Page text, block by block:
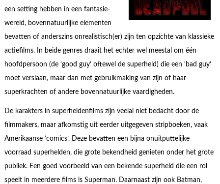
een setting hebben in een fantasie-
wereld, bovennatuurlijke elementen
bevatten of anderszins onrealistisch(er) zijn ten opzichte van klassieke
actiefilms. In beide genres draait het echter wel meestal om één
hoofdpersoon (de ‘good guy’ oftewel de superheld) die een ‘bad guy’
moet verslaan, maar dan met gebruikmaking van zijn of haar
superkrachten of andere bovennatuurlijke vaardigheden.
De karakters in superheldenfilms zijn veelal niet bedacht door de
filmmakers, maar afkomstig uit eerder uitgegeven stripboeken, vaak
Amerikaanse ‘comics’. Deze bevatten een bijna onuitputtelijke
voorraad superhelden, die grote bekendheid genieten onder het grote
publiek. Een goed voorbeeld van een bekende superheld die een rol
speelt in meerdere films is Superman. Daarnaast zijn ook Batman,